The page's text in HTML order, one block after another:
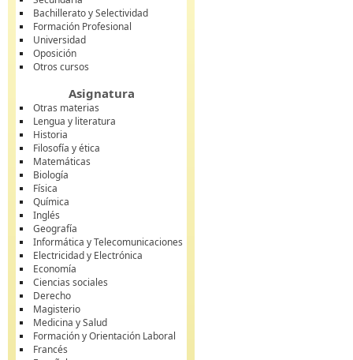
Bachillerato y Selectividad
Formación Profesional
Universidad
Oposición
Otros cursos
Asignatura
Otras materias
Lengua y literatura
Historia
Filosofía y ética
Matemáticas
Biología
Física
Química
Inglés
Geografía
Informática y Telecomunicaciones
Electricidad y Electrónica
Economía
Ciencias sociales
Derecho
Magisterio
Medicina y Salud
Formación y Orientación Laboral
Francés